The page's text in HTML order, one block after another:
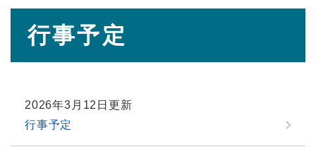
行事予定
2026年3月12日更新
行事予定